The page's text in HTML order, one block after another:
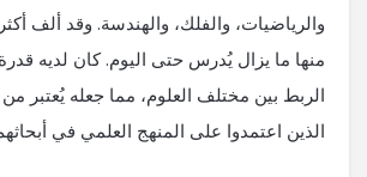
منها ما يزال يُدرس حتى اليوم. كان لديه
الربط بين مختلف العلوم، مما جعله يُعتبر من
الذين اعتمدوا على المنهج العلمي في